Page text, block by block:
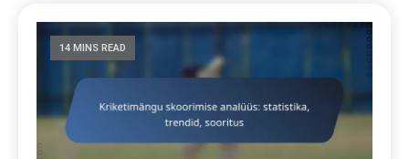
14 MINS READ